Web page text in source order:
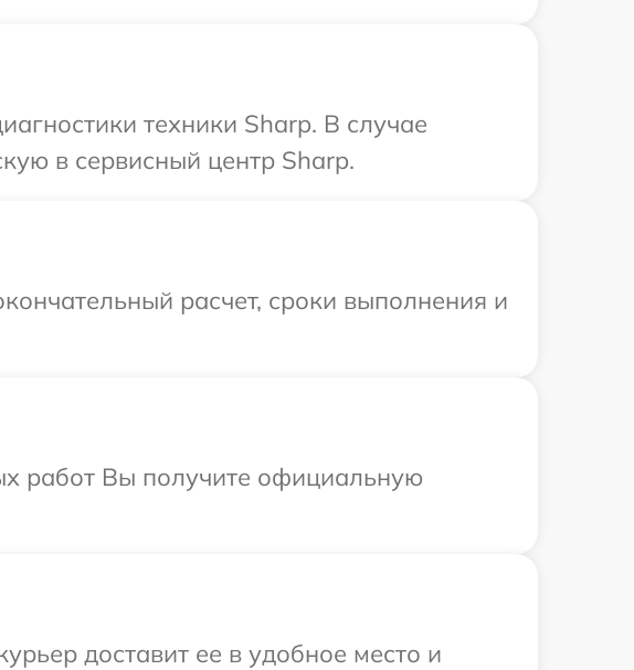
техники Sharp. В случае
в сервисный центр Sharp.
расчет, сроки выполнения и
работ Вы получите официальную
доставит ее в удобное место и